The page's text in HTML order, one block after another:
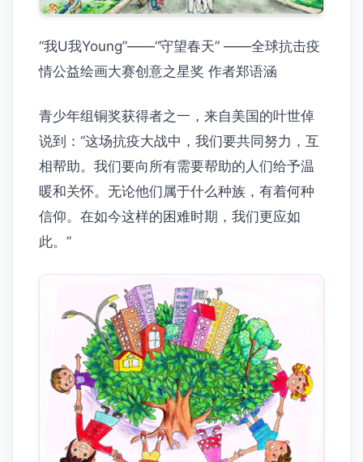
“我U我Young”——“守望春天” ——全球抗击疫
情公益绘画大赛创意之星奖 作者郑语涵
青少年组铜奖获得者之一，来自美国的叶世倬
说到：“这场抗疫大战中，我们要共同努力，互
相帮助。我们要向所有需要帮助的人们给予温
暖和关怀。无论他们属于什么种族，有着何种
信仰。在如今这样的困难时期，我们更应如
此。”